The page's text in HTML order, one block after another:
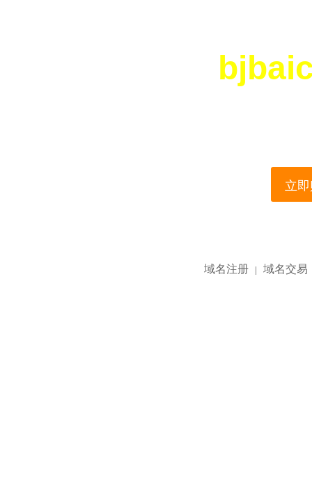
立
域名注册 | 域名交易